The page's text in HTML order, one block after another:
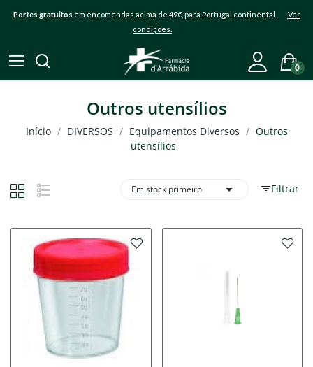
Portes gratuitos em encomendas acima de 49€, para Portugal continental. Ver
condições.
0
Outros utensílios
Início DIVERSOS Equipamentos Diversos
Outros
utensílios
Filtrar
Em stock primeiro 